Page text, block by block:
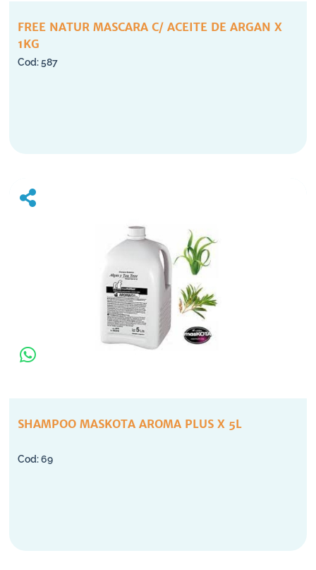
FREE NATUR MASCARA C/ ACEITE DE ARGAN X
1KG
587
SHAMPOO MASKOTA AROMA PLUS X 5L
69